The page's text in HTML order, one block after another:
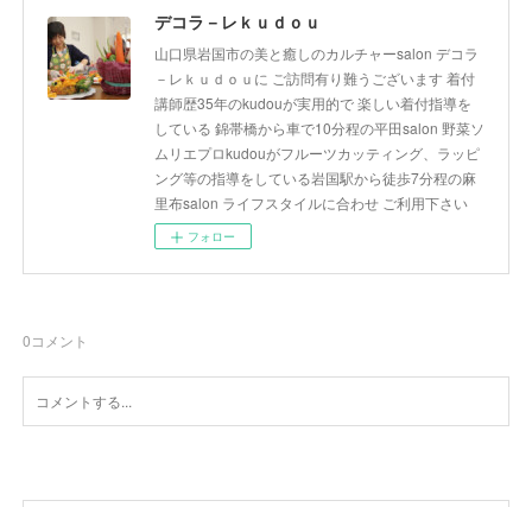
デコラ－レｋｕｄｏｕ
山口県岩国市の美と癒しのカルチャーsalon デコラ
－レｋｕｄｏｕに ご訪問有り難うございます 着付
講師歴35年のkudouが実用的で 楽しい着付指導を
している 錦帯橋から車で10分程の平田salon 野菜ソ
ムリエプロkudouがフルーツカッティング、ラッピ
ング等の指導をしている岩国駅から徒歩7分程の麻
里布salon ライフスタイルに合わせ ご利用下さい
フォロー
0コメント